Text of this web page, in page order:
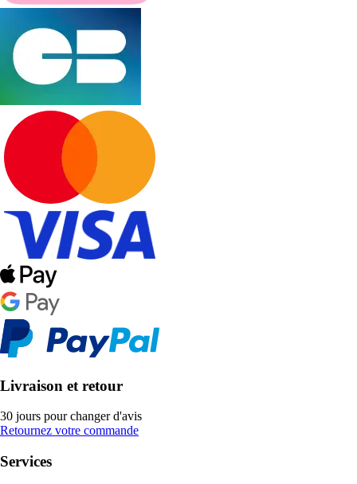
Livraison et retour
30 jours pour changer d'avis
Retournez votre commande
Services